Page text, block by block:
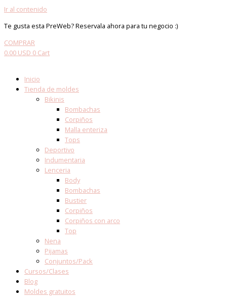
Ir al contenido
Te gusta esta PreWeb? Reservala ahora para tu negocio :)
COMPRAR
0.00 USD 0 Cart
Inicio
Tienda de moldes
Bikinis
Bombachas
Corpiños
Malla enteriza
Tops
Deportivo
Indumentaria
Lenceria
Body
Bombachas
Bustier
Corpiños
Corpiños con arco
Top
Nena
Pijamas
Conjuntos/Pack
Cursos/Clases
Blog
Moldes gratuitos